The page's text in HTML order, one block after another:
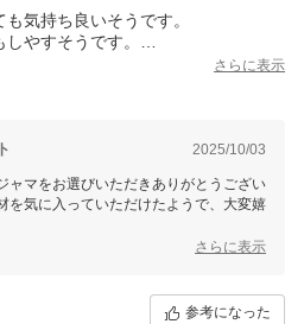
気持ち良いそうです。
やすそうです。
たいと思います。
さらに表示
2025/10/03
ャマをお選びいただきありがとうござい
を気に入っていただけたようで、大変嬉
めになる前に気になる点がございました
さらに表示
参考になった